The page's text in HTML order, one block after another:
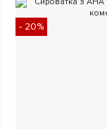
- 20%